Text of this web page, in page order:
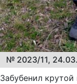
№ 2023/11,
Забубенил